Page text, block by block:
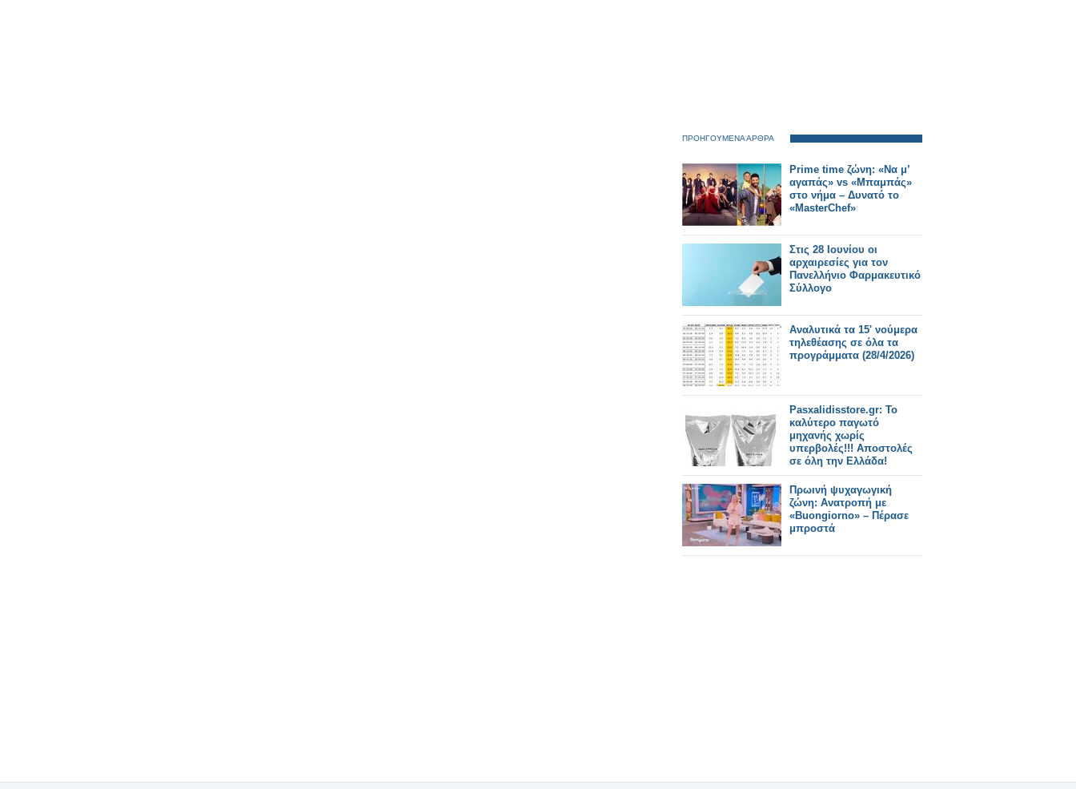
ΠΡΟΗΓΟΥΜΕΝΑ ΑΡΘΡΑ
Prime time ζώνη: «Να μ’
αγαπάς» vs «Μπαμπάς»
στο νήμα – Δυνατό το
«MasterChef»
Στις 28 Ιουνίου οι
αρχαιρεσίες για τον
Πανελλήνιο Φαρμακευτικό
Σύλλογο
Αναλυτικά τα 15' νούμερα
τηλεθέασης σε όλα τα
προγράμματα (28/4/2026)
Pasxalidisstore.gr: Το
καλύτερο παγωτό
μηχανής χωρίς
υπερβολές!!! Αποστολές
σε όλη την Ελλάδα!
Πρωινή ψυχαγωγική
ζώνη: Ανατροπή με
«Buongiorno» – Πέρασε
μπροστά